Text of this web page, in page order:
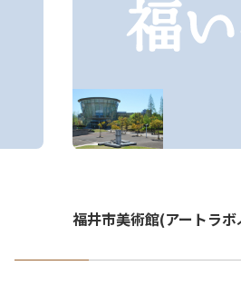
福井市美術館(アートラ